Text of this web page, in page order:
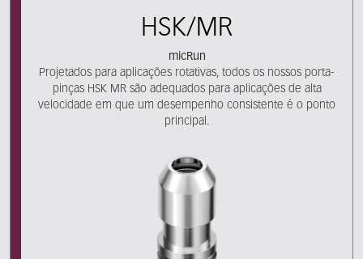
HSK/MR
micRun
Projetados para aplicações rotativas, todos os nossos porta-
pinças HSK MR são adequados para aplicações de alta
velocidade em que um desempenho consistente é o ponto
principal.